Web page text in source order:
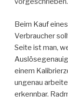
Beim Kauf
Verbraucher
Seite ist man,
einem
ungenau
erkennbar.